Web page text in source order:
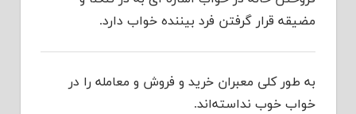
مضیقه قرار گرفتن فرد بیننده خواب دارد.
به طور کلی معبران خرید و فروش و معامله را در
خواب خوب نداسته‌‌اند.